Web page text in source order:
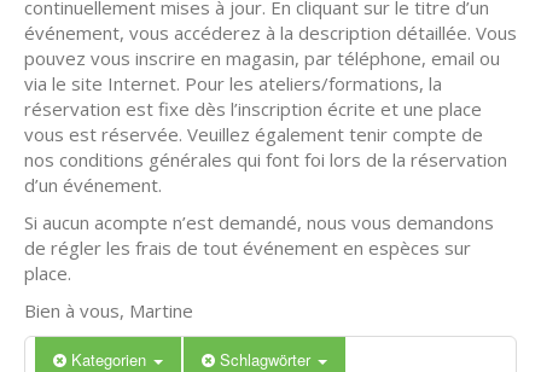
continuellement mises à jour. En cliquant sur le titre d’un
événement, vous accéderez à la description détaillée. Vous
pouvez vous inscrire en magasin, par téléphone, email ou
via le site Internet. Pour les ateliers/formations, la
réservation est fixe dès l’inscription écrite et une place
vous est réservée. Veuillez également tenir compte de
nos conditions générales qui font foi lors de la réservation
d’un événement.
Si aucun acompte n’est demandé, nous vous demandons
de régler les frais de tout événement en espèces sur
place.
Bien à vous, Martine
Kategorien Schlagwörter